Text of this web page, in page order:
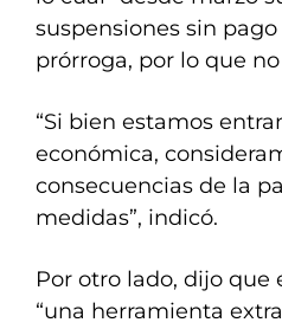
suspensiones sin
prórroga, por lo que
“Si bien estamos
económica,
consecuencias de la
medidas”, indicó.
Por otro lado, dijo que
“una herramienta